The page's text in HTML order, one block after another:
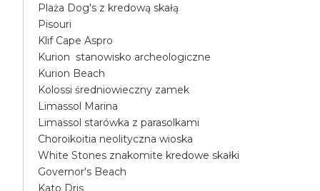
Plaża Dog's z kredową skałą
Pisouri
Klif Cape Aspro
Kurion stanowisko archeologiczne
Kurion Beach
Kolossi średniowieczny zamek
Limassol Marina
Limassol starówka z parasolkami
Choroikoitia neolityczna wioska
White Stones znakomite kredowe skałki
Governor's Beach
Kato Dris